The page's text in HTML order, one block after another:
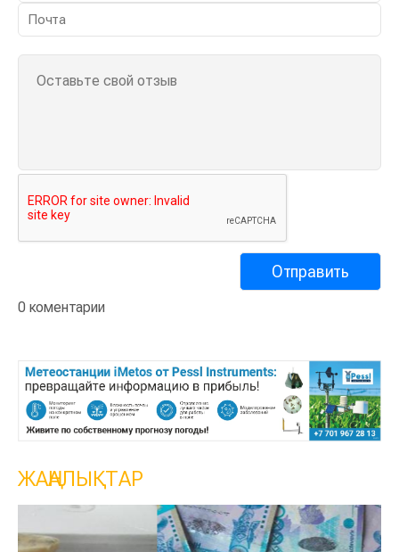
0 коментарии
ЖАҢАЛЫҚТАР